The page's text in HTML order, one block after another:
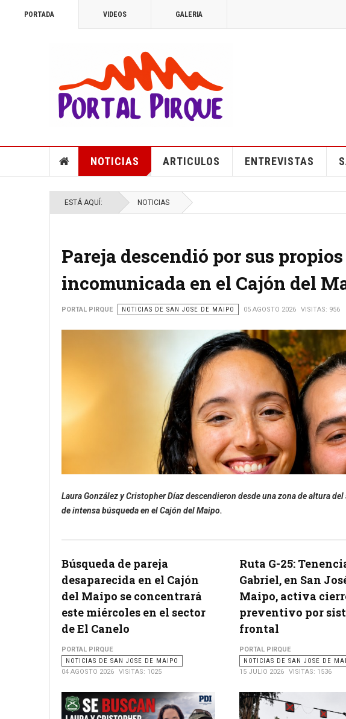
PORTADA VIDEOS GALERIA
NOTICIAS ARTICULOS ENTREVISTAS
ESTÁ AQUÍ: NOTICIAS
Pareja descendió por sus
incomunicada en el Cajón del
PORTAL PIRQUE NOTICIAS DE SAN JOSE DE MAIPO 05 AGOSTO 2026 VISITAS: 956
Laura González y Cristopher Díaz descendieron desde una zona de altura
de intensa búsqueda en el Cajón del Maipo.
Búsqueda de pareja
desaparecida en el Cajón
del Maipo se concentrará
este miércoles en el sector
de El Canelo
PORTAL PIRQUE
NOTICIAS DE SAN JOSE DE MAIPO
04 AGOSTO 2026
VISITAS: 1025
Ruta G-25:
Gabriel, en San
Maipo, activa
preventivo por
frontal
PORTAL PIRQUE
NOTICIAS DE SAN JOSE DE
15 JULIO 2026
VISITAS: 1536